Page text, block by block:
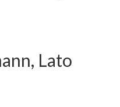
Lato